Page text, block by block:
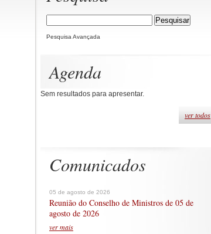
Pesquisa Avançada
Agenda
Sem resultados para apresentar.
ver todos
Comunicados
05 de agosto de 2026
Reunião do Conselho de Ministros de 05 de
agosto de 2026
ver mais